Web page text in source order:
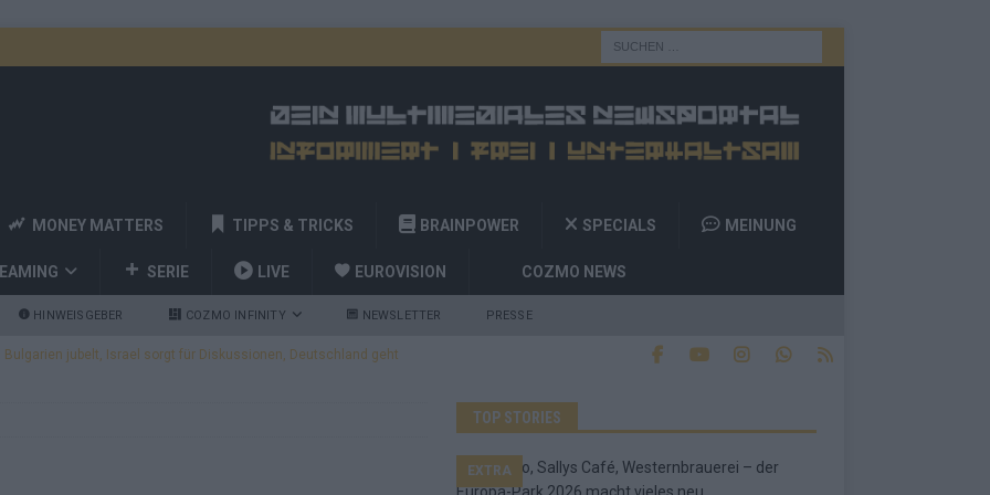
MONEY MATTERS TIPPS & TRICKS BRAINPOWER SPECIALS MEINUNG
SERIE LIVE EUROVISION COZMO NEWS
HINWEISGEBER COZMO INFINITY NEWSLETTER PRESSE
Bulgarien jubelt, Israel sorgt für Diskussionen, Deutschland geht
und Billy Joel – das ESC-Finale wird eine Party
Startreihenfolge steht, Deutschland singt als Zweites!
TOP STORIES
EXTRA